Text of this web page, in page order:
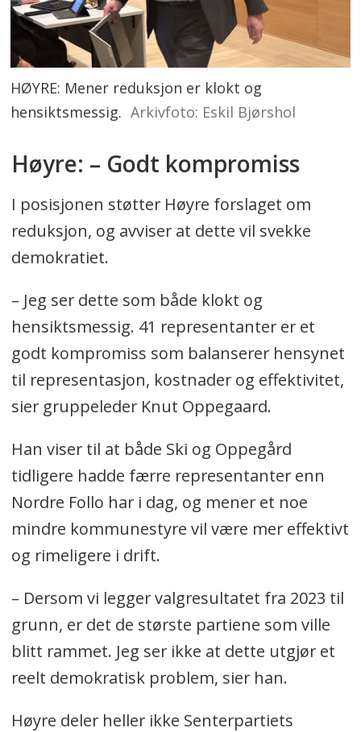
HØYRE: Mener reduksjon er klokt og
hensiktsmessig. Arkivfoto: Eskil Bjørshol
Høyre: – Godt kompromiss
I posisjonen støtter Høyre forslaget om
reduksjon, og avviser at dette vil svekke
demokratiet.
– Jeg ser dette som både klokt og
hensiktsmessig. 41 representanter er et
godt kompromiss som balanserer hensynet
til representasjon, kostnader og effektivitet,
sier gruppeleder Knut Oppegaard.
Han viser til at både Ski og Oppegård
tidligere hadde færre representanter enn
Nordre Follo har i dag, og mener et noe
mindre kommunestyre vil være mer effektivt
og rimeligere i drift.
– Dersom vi legger valgresultatet fra 2023 til
grunn, er det de største partiene som ville
blitt rammet. Jeg ser ikke at dette utgjør et
reelt demokratisk problem, sier han.
Høyre deler heller ikke Senterpartiets